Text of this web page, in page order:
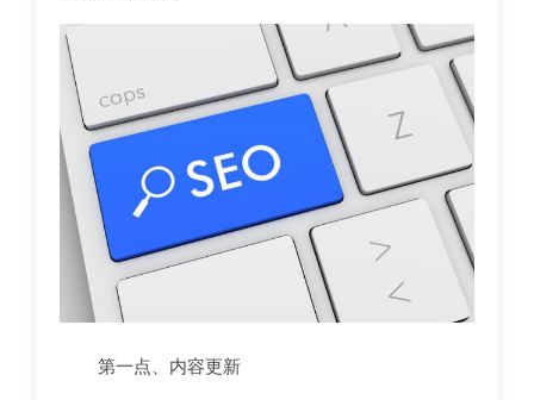
第一点、内容更新